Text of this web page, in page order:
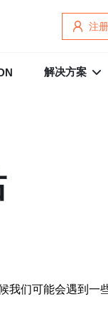
注
解决方案
我们可能会遇到一